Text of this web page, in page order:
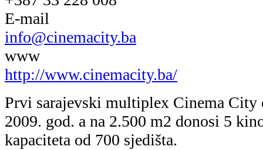
E-mail
info@cinemacity.ba
www
http://www.cinemacity.ba/
Prvi sarajevski multiplex Cinema City
2009. god. a na 2.500 m2 donosi 5
kapaciteta od 700 sjedišta.